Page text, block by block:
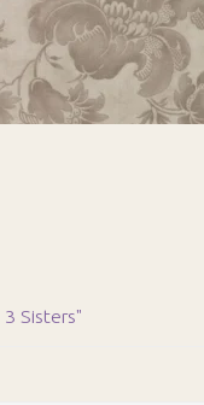
Sisters"